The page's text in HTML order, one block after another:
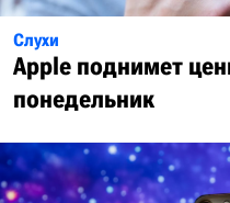
Слухи
Apple поднимет
понедельник